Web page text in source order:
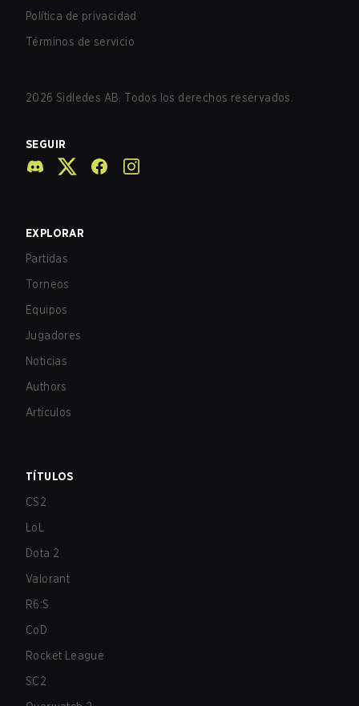
Política de privacidad
Términos de servicio
2026 Sidledes AB. Todos los derechos reservados.
SEGUIR
EXPLORAR
Partidas
Torneos
Equipos
Jugadores
Noticias
Authors
Artículos
TÍTULOS
CS2
LoL
Dota 2
Valorant
R6:S
CoD
Rocket League
SC2